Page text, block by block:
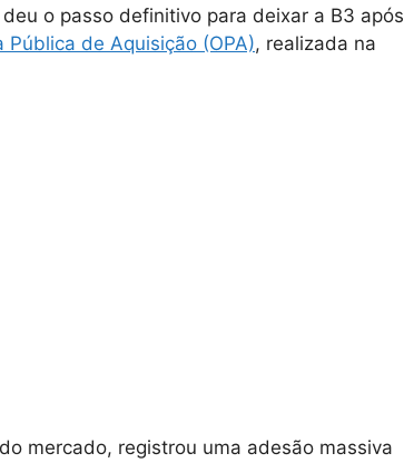
deu o passo definitivo para deixar a B3 após
Pública de Aquisição (OPA), realizada na
mercado, registrou uma adesão massiva